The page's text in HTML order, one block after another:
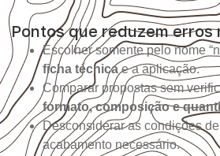
Pontos que reduzem erros
Escolher somente pelo nome
ficha técnicae a aplicação.
Comparar propostas sem
formato, composição e
Desconsiderar as condições
acabamento necessário.